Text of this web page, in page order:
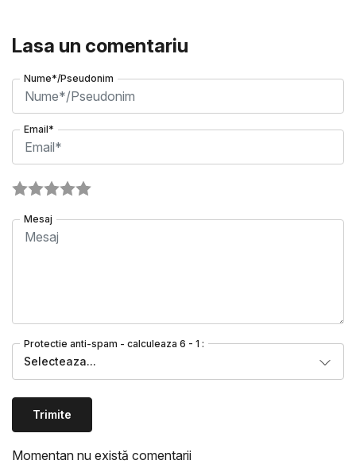
Lasa un comentariu
Nume*/Pseudonim
Email*
Mesaj
Protectie anti-spam - calculeaza 6 - 1 :
Selecteaza...
Trimite
Momentan nu există comentarii